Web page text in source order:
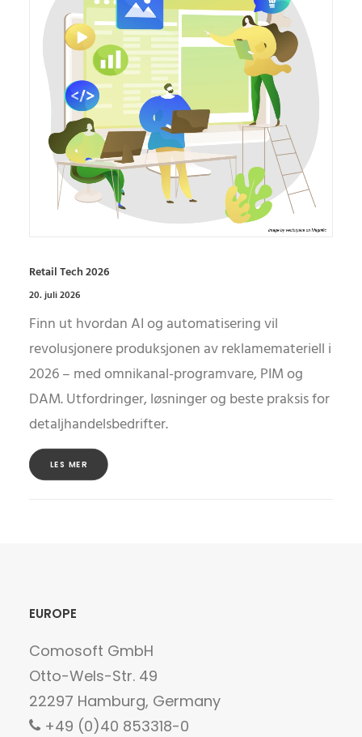
Retail Tech 2026
20. juli 2026
Finn ut hvordan AI og automatisering vil
revolusjonere produksjonen av reklamemateriell i
2026 – med omnikanal-programvare, PIM og
DAM. Utfordringer, løsninger og beste praksis for
detaljhandelsbedrifter.
LES MER
EUROPE
Comosoft GmbH
Otto-Wels-Str. 49
22297 Hamburg, Germany
+49 (0)40 853318-0